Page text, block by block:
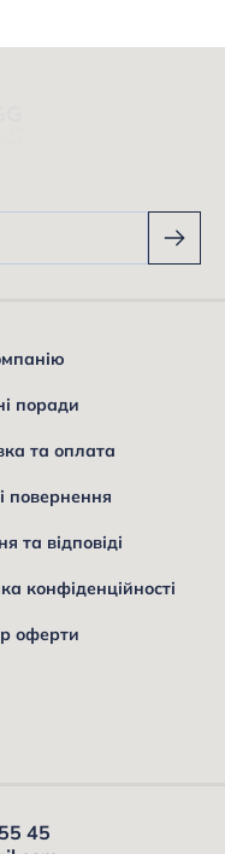
поради
та оплата
повернення
та відповіді
конфіденційності
оферти
45